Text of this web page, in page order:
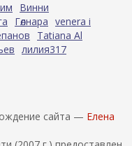
Винни
Гөлнара venera i
Tatiana Al
лилия317
сайта — Елена